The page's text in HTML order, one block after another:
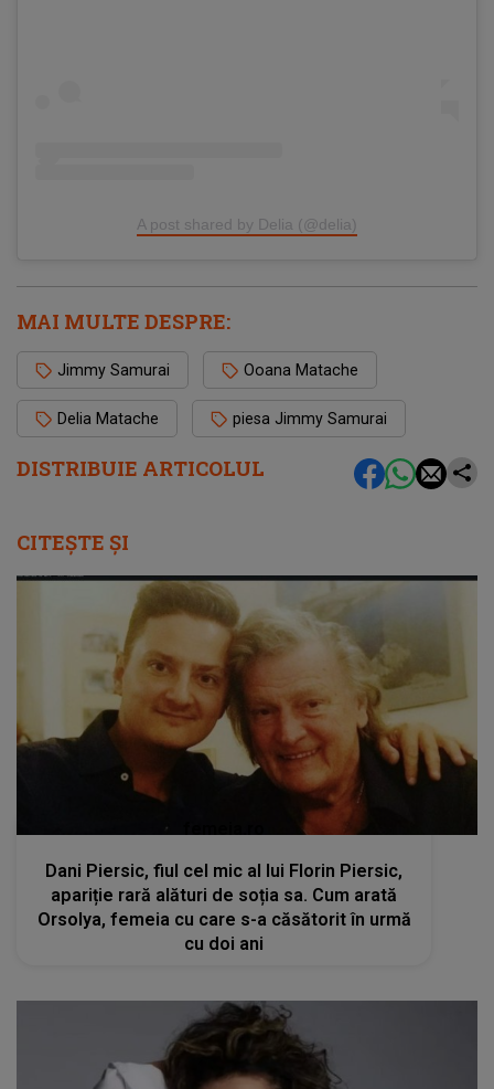
DISTRIBUIE ARTICOLUL
A post shared by Delia (@delia)
MAI MULTE DESPRE:
Jimmy Samurai Ooana Matache
Delia Matache piesa Jimmy Samurai
CITEȘTE ȘI
Dani Piersic, fiul cel mic al lui Florin Piersic,
apariție rară alături de soția sa. Cum arată
Orsolya, femeia cu care s-a căsătorit în urmă
cu doi ani